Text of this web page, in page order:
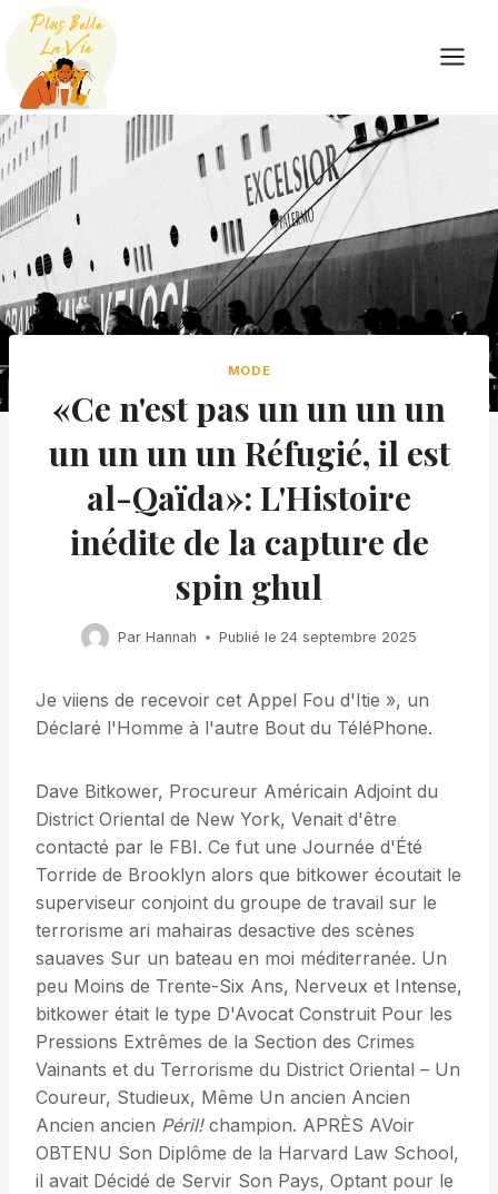
Skip
content
MODE
«Ce n'est pas un un un un
un un un un Réfugié, il est
al-Qaïda»: L'Histoire
inédite de la capture de
spin ghul
Par Hannah Publié le 24 septembre 2025
Je viiens de recevoir cet Appel Fou d'Itie », un
Déclaré l'Homme à l'autre Bout du TéléPhone.
Dave Bitkower, Procureur Américain Adjoint du
District Oriental de New York, Venait d'être
contacté par le FBI. Ce fut une Journée d'Été
Torride de Brooklyn alors que bitkower écoutait le
superviseur conjoint du groupe de travail sur le
terrorisme ari mahairas desactive des scènes
sauaves Sur un bateau en moi méditerranée. Un
peu Moins de Trente-Six Ans, Nerveux et Intense,
bitkower était le type D'Avocat Construit Pour les
Pressions Extrêmes de la Section des Crimes
Vainants et du Terrorisme du District Oriental – Un
Coureur, Studieux, Même Un ancien Ancien
Ancien ancien Péril!champion. APRÈS AVoir
OBTENU Son Diplôme de la Harvard Law School,
il avait Décidé de Servir Son Pays, Optant pour le